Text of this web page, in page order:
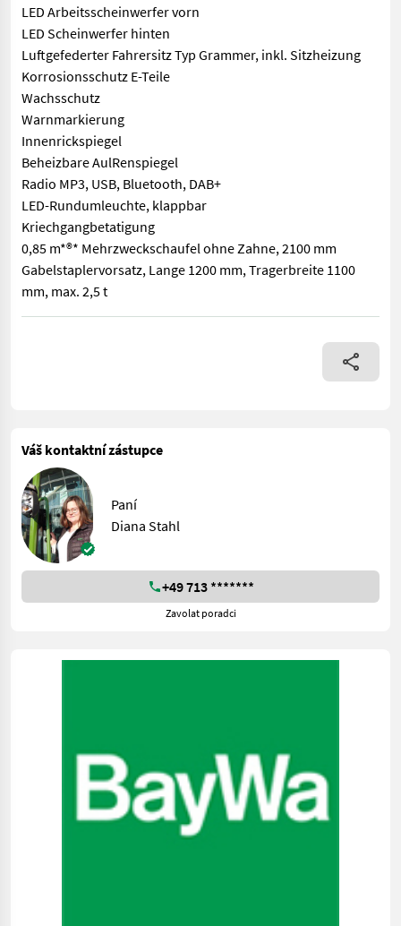
LED Arbeitsscheinwerfer vorn
LED Scheinwerfer hinten
Luftgefederter Fahrersitz Typ Grammer, inkl. Sitzheizung
Korrosionsschutz E-Teile
Wachsschutz
Warnmarkierung
Innenrickspiegel
Beheizbare AulRenspiegel
Radio MP3, USB, Bluetooth, DAB+
LED-Rundumleuchte, klappbar
Kriechgangbetatigung
0,85 m*®* Mehrzweckschaufel ohne Zahne, 2100 mm
Gabelstaplervorsatz, Lange 1200 mm, Tragerbreite 1100
mm, max. 2,5 t
MDRIVE (handgas, inching mode auf dem Pedal) EU Stage V
Váš kontaktní zástupce
Paní
Diana Stahl
+49 713 *******
Zavolat poradci